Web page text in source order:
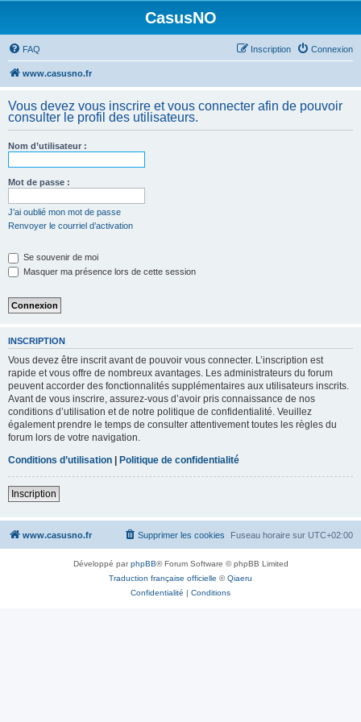
CasusNO
FAQ Connexion
Inscription
www.casusno.fr
Vous devez vous inscrire et vous connecter afin de pouvoir
consulter le profil des utilisateurs.
Nom d’utilisateur :
Mot de passe :
J’ai oublié mon mot de passe
Renvoyer le courriel d’activation
Se souvenir de moi
Masquer ma présence lors de cette session
INSCRIPTION
Vous devez être inscrit avant de pouvoir vous connecter. L’inscription est
rapide et vous offre de nombreux avantages. Les administrateurs du forum
peuvent accorder des fonctionnalités supplémentaires aux utilisateurs inscrits.
Avant de vous inscrire, assurez-vous d’avoir pris connaissance de nos
conditions d’utilisation et de notre politique de confidentialité. Veuillez
également prendre le temps de consulter attentivement toutes les règles du
forum lors de votre navigation.
Conditions d’utilisation | Politique de confidentialité
Inscription
www.casusno.fr Fuseau horaire sur UTC+02:00
Supprimer les cookies
Développé parphpBB® Forum Software © phpBB Limited
Traduction française officielle ©Qiaeru
Confidentialité | Conditions